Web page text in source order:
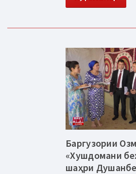
Баргузории
«Хушдомани
шаҳри Душанбе